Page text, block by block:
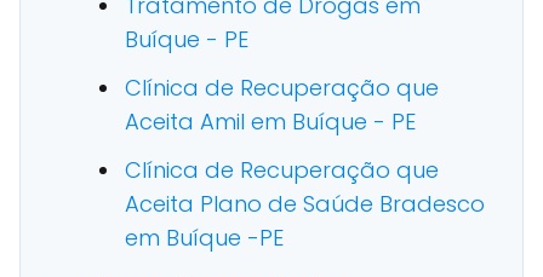
Buíque - PE
Clínica de Recuperação que
Aceita Amil em Buíque - PE
Clínica de Recuperação que
Aceita Plano de Saúde Bradesco
em Buíque -PE